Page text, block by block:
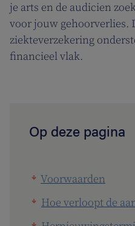
je arts en de audicien
voor jouw gehoorverlies.
ziekteverzekering
financieel vlak.
Op deze pagina
Voorwaarden
Hoe verloopt de